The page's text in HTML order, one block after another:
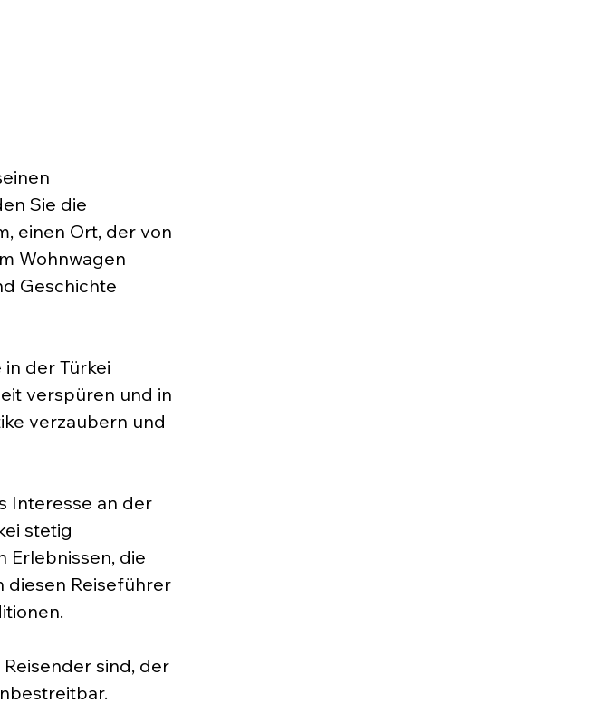
Sie die
einen Ort, der von
Wohnwagen
Geschichte
der Türkei
verspüren und in
verzaubern und
Interesse an der
stetig
Erlebnissen, die
diesen Reiseführer
sind, der